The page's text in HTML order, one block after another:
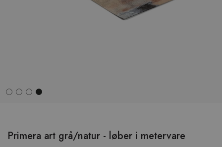
Primera art grå/natur - løber i metervare
begyndelsen
af